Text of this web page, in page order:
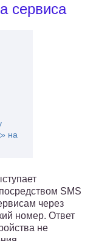
сервиса
на
SMS
через
номер. Ответ
не